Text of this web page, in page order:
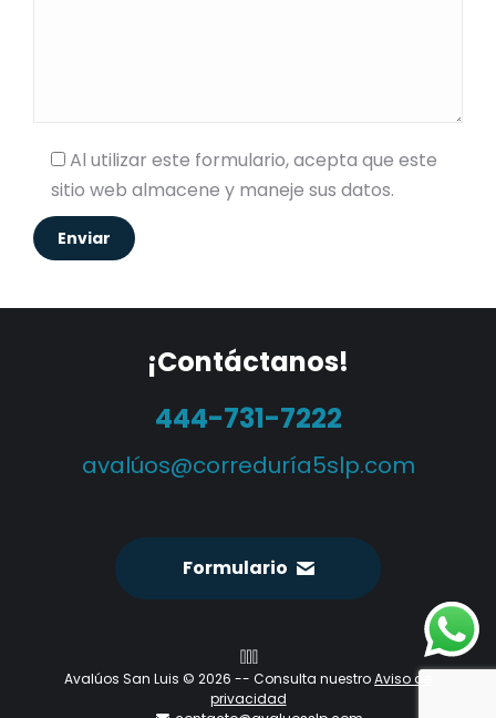
Al utilizar este formulario, acepta que este
sitio web almacene y maneje sus datos.
¡Contáctanos!
444-731-7222
avalúos@correduría5slp.com
Formulario
Avalúos San Luis © 2026 -- Consulta nuestroAviso de
privacidad